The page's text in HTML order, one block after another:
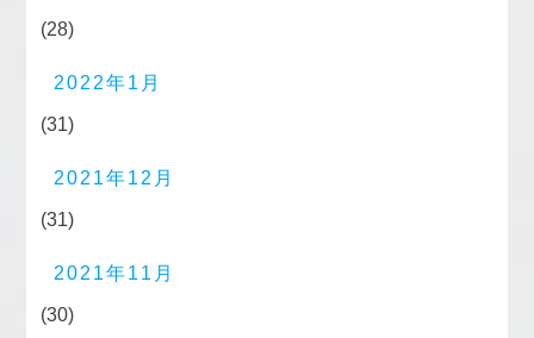
(28)
2022年1月
(31)
2021年12月
(31)
2021年11月
(30)